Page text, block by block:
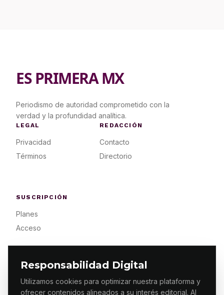
Responsabilidad Digital
Utilizamos cookies para optimizar nuestra plataforma y
ofrecer contenidos alineados a su interés editorial. Al
ES PRIMERA MX
Periodismo de autoridad comprometido con la
verdad y la profundidad analítica.
LEGAL
Privacidad
Términos
REDACCIÓN
Contacto
Directorio
SUSCRIPCIÓN
Planes
Acceso
© 2026 ES PRIMERA MX. ALGUNOS DERECHOS